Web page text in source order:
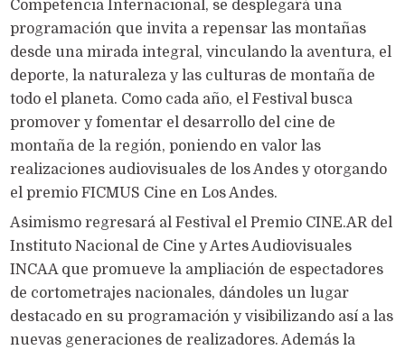
Competencia Internacional, se desplegará una
programación que invita a repensar las montañas
desde una mirada integral, vinculando la aventura, el
deporte, la naturaleza y las culturas de montaña de
todo el planeta. Como cada año, el Festival busca
promover y fomentar el desarrollo del cine de
montaña de la región, poniendo en valor las
realizaciones audiovisuales de los Andes y otorgando
el premio FICMUS Cine en Los Andes.
Asimismo regresará al Festival el Premio CINE.AR del
Instituto Nacional de Cine y Artes Audiovisuales
INCAA que promueve la ampliación de espectadores
de cortometrajes nacionales, dándoles un lugar
destacado en su programación y visibilizando así a las
nuevas generaciones de realizadores. Además la